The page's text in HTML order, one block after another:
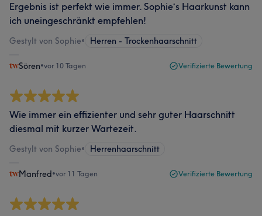
Ergebnis ist perfekt wie immer. Sophie‘s Haarkunst kann
ich uneingeschränkt empfehlen!
Gestylt von Sophie• Herren - Trockenhaarschnitt
Sören•vor 10 Tagen Verifizierte Bewertung
Wie immer ein effizienter und sehr guter Haarschnitt
diesmal mit kurzer Wartezeit.
Gestylt von Sophie• Herrenhaarschnitt
Manfred•vor 11 Tagen Verifizierte Bewertung